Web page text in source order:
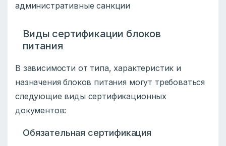
административные санкции
Виды сертификации блоков
питания
В зависимости от типа, характеристик и
назначения блоков питания могут требоваться
следующие виды сертификационных
документов:
Обязательная сертификация